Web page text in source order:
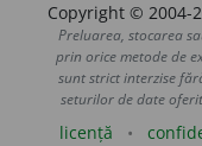
Copyright © 2004-
Preluarea, stocarea
prin orice metode de
sunt strict interzise
seturilor de date
licență